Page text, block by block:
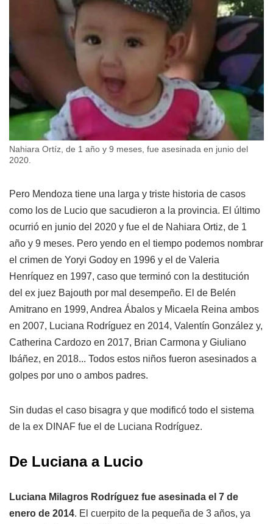
Nahiara Ortíz, de 1 año y 9 meses, fue asesinada en junio del
2020.
Pero Mendoza tiene una larga y triste historia de casos
como los de Lucio que sacudieron a la provincia. El último
ocurrió en junio del 2020 y fue el de Nahiara Ortiz, de 1
año y 9 meses. Pero yendo en el tiempo podemos nombrar
el crimen de Yoryi Godoy en 1996 y el de Valeria
Henríquez en 1997, caso que terminó con la destitución
del ex juez Bajouth por mal desempeño. El de Belén
Amitrano en 1999, Andrea Ábalos y Micaela Reina ambos
en 2007, Luciana Rodríguez en 2014, Valentín González y,
Catherina Cardozo en 2017, Brian Carmona y Giuliano
Ibáñez, en 2018... Todos estos niños fueron asesinados a
golpes por uno o ambos padres.
Sin dudas el caso bisagra y que modificó todo el sistema
de la ex DINAF fue el de Luciana Rodríguez.
De Luciana a Lucio
Luciana Milagros Rodríguez fue asesinada el 7 de
enero de 2014. El cuerpito de la pequeña de 3 años, ya